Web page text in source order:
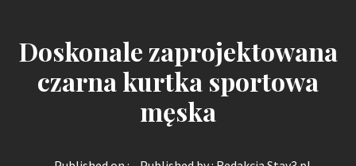
Doskonale zaprojektowana
czarna kurtka sportowa
męska